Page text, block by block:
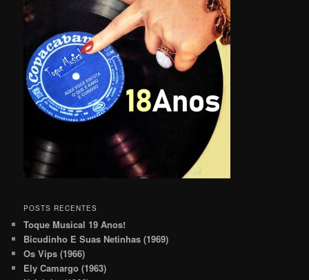
POSTS RECENTES
Toque Musical 19 Anos!
Bicudinho E Suas Netinhas (1969)
Os Vips (1966)
Ely Camargo (1963)